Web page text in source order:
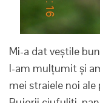
Mi-a dat veștile
I-am mulțumit și
mei straiele noi ale